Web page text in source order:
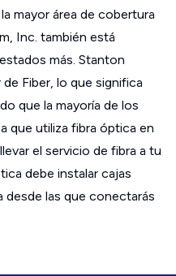
mayor área de cobertura
Inc. también está
más. Stanton
Fiber, lo que significa
que la mayoría de los
que utiliza fibra óptica en
el servicio de fibra a tu
debe instalar cajas
las que conectarás